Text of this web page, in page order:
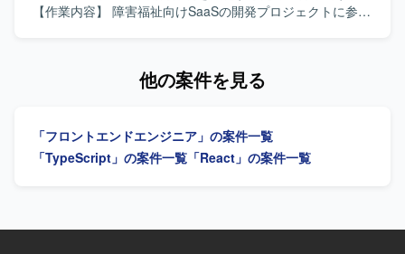
す。 PCはWindowsまたはMacが支給され、Claude Codeを
タック志向の方にも適したポジションとなっております。
【作業内容】 障害福祉向けSaaSの開発プロジェクトに参画
仕様を把握し、要件の不明点を解消したうえで実装設計へ
【求める人物像】 仕様の不足などを自ら補い、プロジェク
トを主体的に推進することにやりがいを感じる方を求めて
て読み解き、連携しながらAPI実装などをスムーズに進めら
他の案件を見る
「フロントエンドエンジニア」の案件一覧
「TypeScript」の案件一覧 「React」の案件一覧